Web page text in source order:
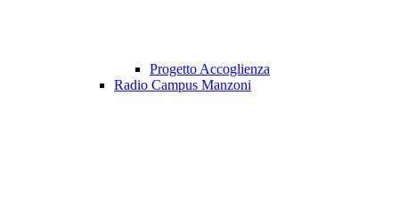
Progetto Accoglienza
Radio Campus Manzoni